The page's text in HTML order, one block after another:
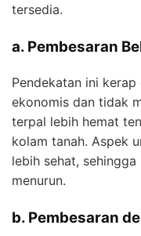
tersedia.
a. Pembesaran
Pendekatan ini
ekonomis dan tidak
terpal lebih hemat
kolam tanah. Aspek
lebih sehat,
menurun.
b. Pembesaran